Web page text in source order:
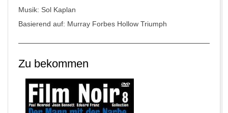
Musik: Sol Kaplan
Basierend auf: Murray Forbes Hollow Triumph
Zu bekommen